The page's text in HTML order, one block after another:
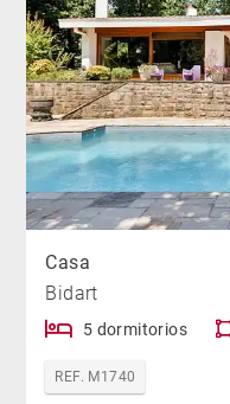
Casa
Bidart
5 dormitorios
REF. M1740